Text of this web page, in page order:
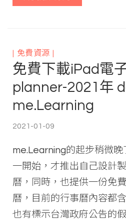
免費資源
免費下載iPad電
planner-2021年
me.Learning
2021-01-09
me.Learning的起步稍微
一開始，才推出自己設計
曆，同時，也提供一份免
曆，目前的行事曆內容都
也有標示台灣政府公告的